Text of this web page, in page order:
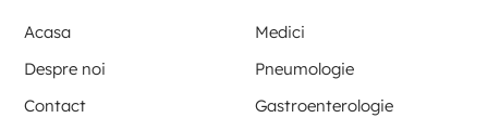
Acasa
Medici
Despre noi
Pneumologie
Contact
Gastroenterologie